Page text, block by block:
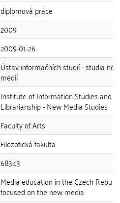
diplomová práce
2009
2009-01-26
Ústav informačních studií - studia
médií
Institute of Information Studies and
Librarianship - New Media Studies
Faculty of Arts
Filozofická fakulta
68343
Media education in the Czech
focused on the new media